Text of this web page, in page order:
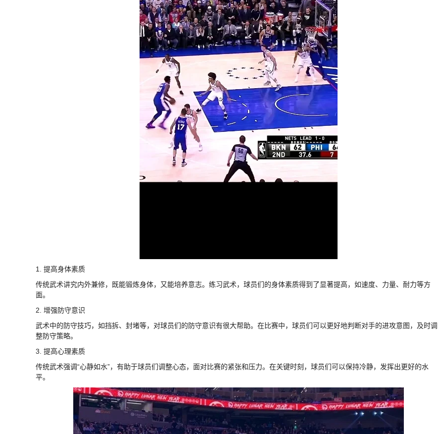
1. 提高身体素质
传统武术讲究内外兼修，既能锻炼身体，又能培养意志。练习武术，球员们的身体素质得到了显著提高，如速度、力量、耐力等方
面。
2. 增强防守意识
武术中的防守技巧，如挡拆、封堵等，对球员们的防守意识有很大帮助。在比赛中，球员们可以更好地判断对手的进攻意图，及时调
整防守策略。
3. 提高心理素质
传统武术强调“心静如水”，有助于球员们调整心态，面对比赛的紧张和压力。在关键时刻，球员们可以保持冷静，发挥出更好的水
平。